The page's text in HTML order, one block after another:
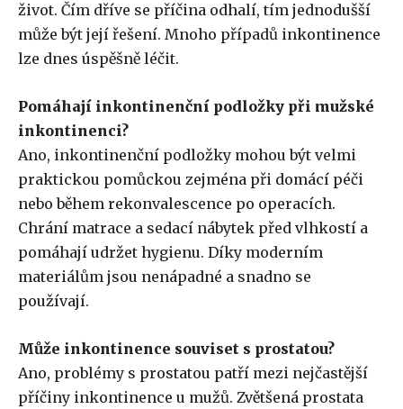
život. Čím dříve se příčina odhalí, tím jednodušší
může být její řešení. Mnoho případů inkontinence
lze dnes úspěšně léčit.
Pomáhají inkontinenční podložky při mužské
inkontinenci?
Ano, inkontinenční podložky mohou být velmi
praktickou pomůckou zejména při domácí péči
nebo během rekonvalescence po operacích.
Chrání matrace a sedací nábytek před vlhkostí a
pomáhají udržet hygienu. Díky moderním
materiálům jsou nenápadné a snadno se
používají.
Může inkontinence souviset s prostatou?
Ano, problémy s prostatou patří mezi nejčastější
příčiny inkontinence u mužů. Zvětšená prostata